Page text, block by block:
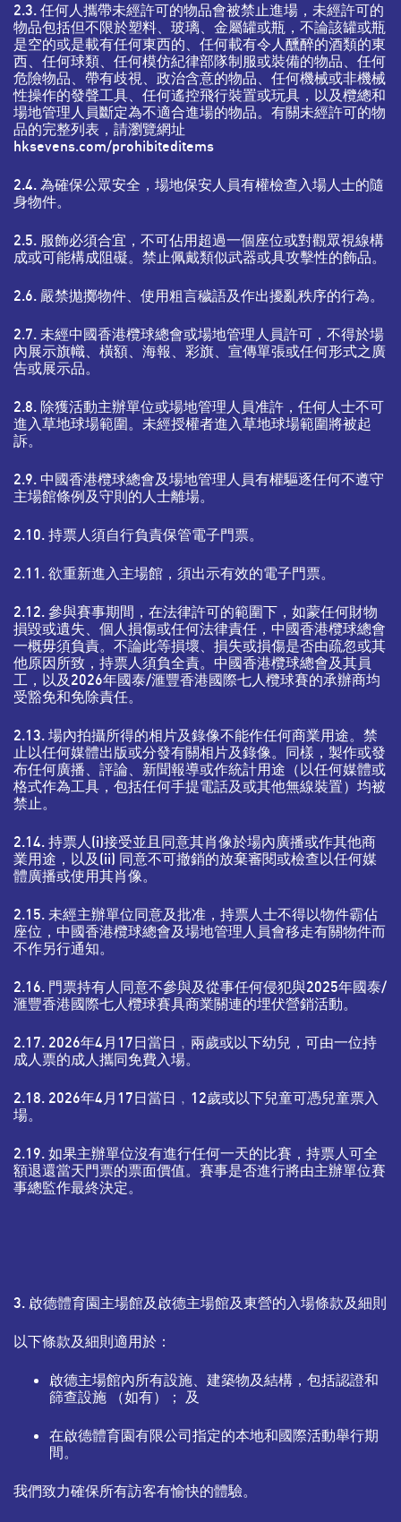
2.3. 任何人攜帶未經許可的物品會被禁止進場，未經許可的
物品包括但不限於塑料、玻璃、金屬罐或瓶，不論該罐或瓶
是空的或是載有任何東西的、任何載有令人醺醉的酒類的東
西、任何球類、任何模仿紀律部隊制服或裝備的物品、任何
危險物品、帶有歧視、政治含意的物品、任何機械或非機械
性操作的發聲工具、任何遙控飛行裝置或玩具，以及欖總和
場地管理人員斷定為不適合進場的物品。有關未經許可的物
品的完整列表，請瀏覽網址
hksevens.com/prohibiteditems
2.4. 為確保公眾安全，場地保安人員有權檢查入場人士的隨
身物件。
2.5. 服飾必須合宜，不可佔用超過一個座位或對觀眾視線構
成或可能構成阻礙。禁止佩戴類似武器或具攻擊性的飾品。
2.6. 嚴禁拋擲物件、使用粗言穢語及作出擾亂秩序的行為。
2.7. 未經中國香港欖球總會或場地管理人員許可，不得於場
內展示旗幟、橫額、海報、彩旗、宣傳單張或任何形式之廣
告或展示品。
2.8. 除獲活動主辦單位或場地管理人員准許，任何人士不可
進入草地球場範圍。未經授權者進入草地球場範圍將被起
訴。
2.9. 中國香港欖球總會及場地管理人員有權驅逐任何不遵守
主場館條例及守則的人士離場。
2.10. 持票人須自行負責保管電子門票。
2.11. 欲重新進入主場館，須出示有效的電子門票。
2.12. 參與賽事期間，在法律許可的範圍下，如蒙任何財物
損毀或遺失、個人損傷或任何法律責任，中國香港欖球總會
一概毋須負責。不論此等損壞、損失或損傷是否由疏忽或其
他原因所致，持票人須負全責。中國香港欖球總會及其員
工，以及2026年國泰/滙豐香港國際七人欖球賽的承辦商均
受豁免和免除責任。
2.13. 場內拍攝所得的相片及錄像不能作任何商業用途。禁
止以任何媒體出版或分發有關相片及錄像。同樣，製作或發
布任何廣播、評論、新聞報導或作統計用途（以任何媒體或
格式作為工具，包括任何手提電話及或其他無線裝置）均被
禁止。
2.14. 持票人(i)接受並且同意其肖像於場內廣播或作其他商
業用途，以及(ii) 同意不可撤銷的放棄審閱或檢查以任何媒
體廣播或使用其肖像。
2.15. 未經主辦單位同意及批准，持票人士不得以物件霸佔
座位，中國香港欖球總會及場地管理人員會移走有關物件而
不作另行通知。
2.16. 門票持有人同意不參與及從事任何侵犯與2025年國泰/
滙豐香港國際七人欖球賽具商業關連的埋伏營銷活動。
2.17. 2026年4月17日當日﹐兩歲或以下幼兒，可由一位持
成人票的成人攜同免費入場。
2.18. 2026年4月17日當日﹐12歲或以下兒童可憑兒童票入
場。
2.19. 如果主辦單位沒有進行任何一天的比賽，持票人可全
額退還當天門票的票面價值。賽事是否進行將由主辦單位賽
事總監作最終決定。
3. 啟德體育園主場館及啟德主場館及東營的入場條款及細則
以下條款及細則適用於：
啟德主場館內所有設施、建築物及結構，包括認證和
篩查設施 （如有）； 及
在啟德體育園有限公司指定的本地和國際活動舉行期
間。
我們致力確保所有訪客有愉快的體驗。